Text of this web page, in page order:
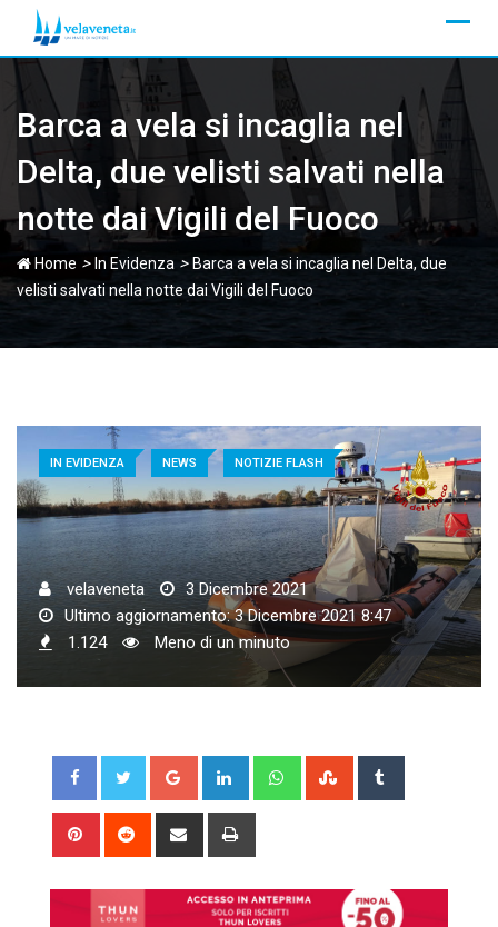
content
Barca a vela si incaglia nel
Delta, due velisti salvati nella
notte dai Vigili del Fuoco
Home > In Evidenza > Barca a vela si incaglia nel Delta, due
velisti salvati nella notte dai Vigili del Fuoco
IN EVIDENZA NEWS NOTIZIE FLASH
velaveneta
3 Dicembre 2021
Ultimo aggiornamento: 3 Dicembre 2021 8:47
1.124
Meno di un minuto
Google+ LinkedIn WhatsappStumbleUpon
Pinterest Reddit
Share